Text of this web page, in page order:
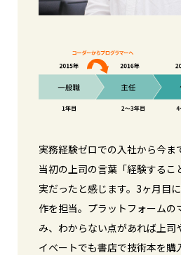
実務経験ゼロでの入社から今ま
当初の上司の言葉「経験するこ
実だったと感じます。3ヶ月目
作を担当。プラットフォームの
み、わからない点があれば上司
イベートでも書店で技術本を